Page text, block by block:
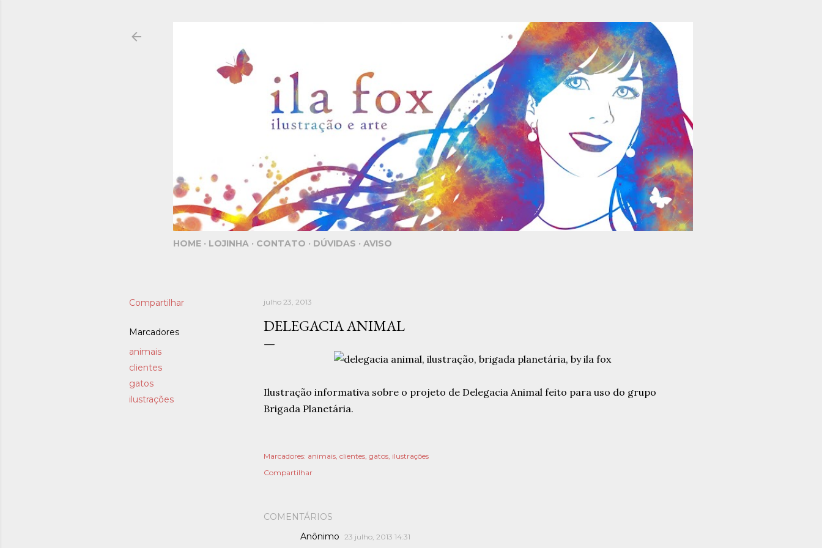
HOME LOJINHA CONTATO DÚVIDAS AVISO
Compartilhar
Marcadores
animais
clientes
gatos
ilustrações
julho 23, 2013
DELEGACIA ANIMAL
Ilustração informativa sobre o projeto de Delegacia Animal feito para uso do grupo
Brigada Planetária.
Marcadores: animais clientes gatos ilustrações
Compartilhar
COMENTÁRIOS
Anônimo 23 julho, 2013 14:31